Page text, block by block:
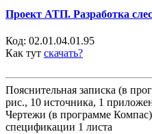
Проект АТП. Разработка
Код: 02.01.04.01.95
Как тут скачать?
Пояснительная записка (в
рис., 10 источника, 1
Чертежи (в программе
спецификации 1 листа